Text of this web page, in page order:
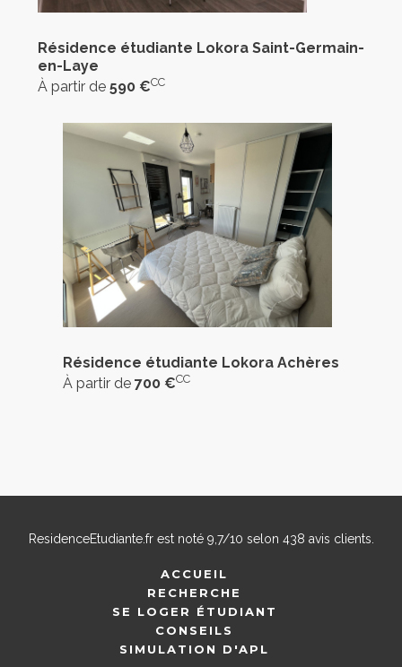
Résidence étudiante Lokora Saint-Germain-
en-Laye
À partir de 590 €CC
Résidence étudiante Lokora Achères
À partir de 700 €CC
ResidenceEtudiante.frest noté 9,7/10 selon 438 avis clients.
ACCUEIL
RECHERCHE
SE LOGER ÉTUDIANT
CONSEILS
SIMULATION D'APL